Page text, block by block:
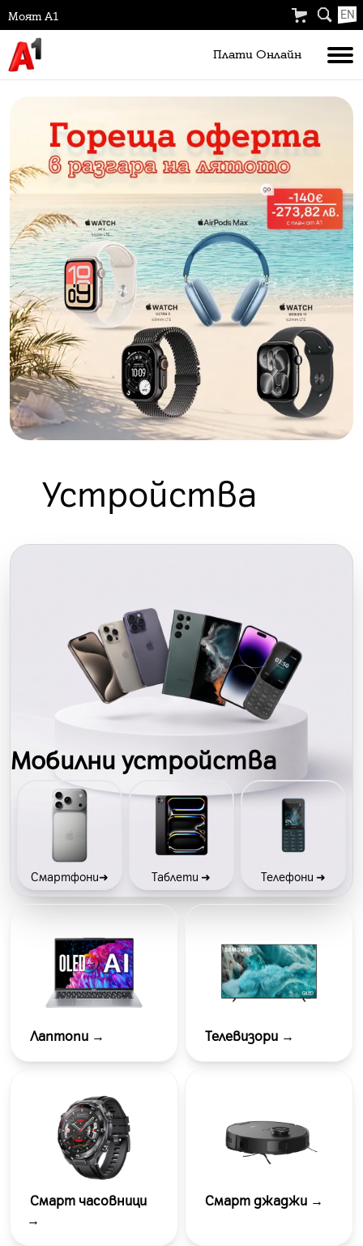
Моят А1 EN
Плати Oнлайн
Устройства
Мобилни устройства
Смартфони➜ Таблети ➜ Телефони ➜
Лаптопи → Телевизори →
Смарт часовници
→
Смарт джаджи →